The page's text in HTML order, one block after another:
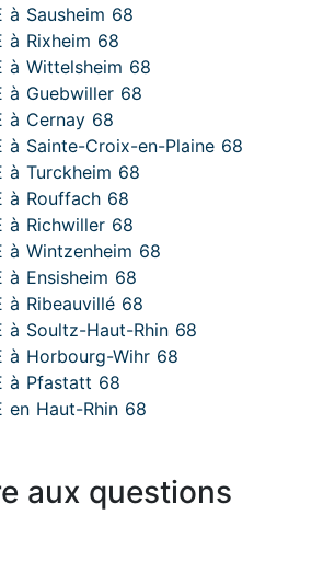
à Sausheim 68
à Rixheim 68
à Wittelsheim 68
à Guebwiller 68
à Cernay 68
à Sainte-Croix-en-Plaine 68
à Turckheim 68
à Rouffach 68
à Richwiller 68
à Wintzenheim 68
à Ensisheim 68
à Ribeauvillé 68
à Soultz-Haut-Rhin 68
à Horbourg-Wihr 68
à Pfastatt 68
en Haut-Rhin 68
aux questions